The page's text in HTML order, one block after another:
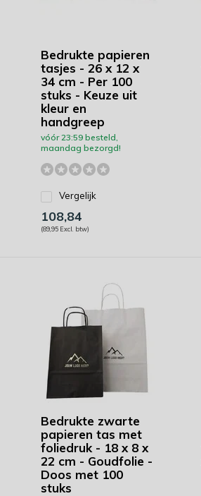
Bedrukte papieren
tasjes - 26 x 12 x
34 cm - Per 100
stuks - Keuze uit
kleur en
handgreep
vóór 23:59 besteld,
maandag bezorgd!
Vergelijk
108,84
(89,95 Excl. btw)
Bedrukte zwarte
papieren tas met
foliedruk - 18 x 8 x
22 cm - Goudfolie -
Doos met 100
stuks